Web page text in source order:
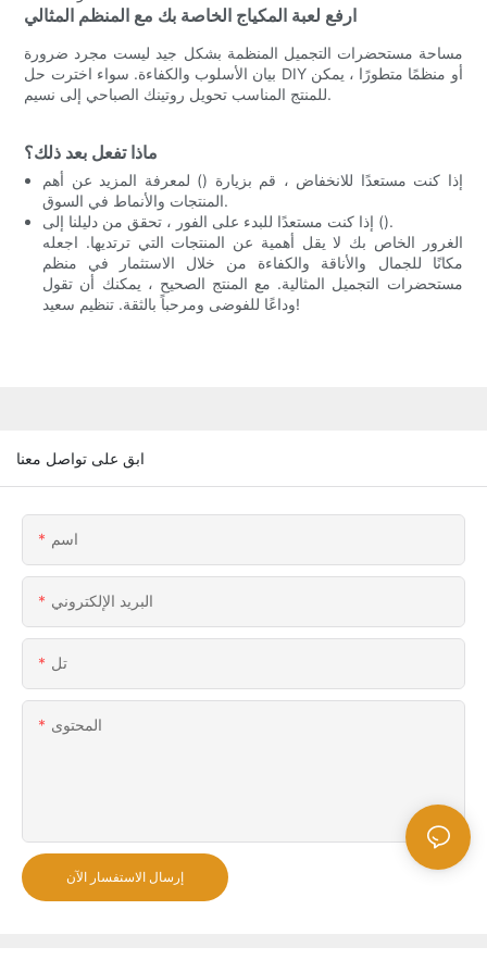
ارفع لعبة المكياج الخاصة بك مع المنظم المثالي
مساحة مستحضرات التجميل المنظمة بشكل جيد ليست مجرد ضرورة
بيان الأسلوب والكفاءة. سواء اخترت حل DIY أو منظمًا متطورًا ، يمكن
للمنتج المناسب تحويل روتينك الصباحي إلى نسيم.
ماذا تفعل بعد ذلك؟
إذا كنت مستعدًا للانخفاض ، قم بزيارة () لمعرفة المزيد عن أهم
المنتجات والأنماط في السوق.
إذا كنت مستعدًا للبدء على الفور ، تحقق من دليلنا إلى ().
الغرور الخاص بك لا يقل أهمية عن المنتجات التي ترتديها. اجعله
مكانًا للجمال والأناقة والكفاءة من خلال الاستثمار في منظم
مستحضرات التجميل المثالية. مع المنتج الصحيح ، يمكنك أن تقول
وداعًا للفوضى ومرحباً بالثقة. تنظيم سعيد!
ابق على تواصل معنا
اسم
البريد الإلكتروني
تل
المحتوى
إرسال الاستفسار الآن